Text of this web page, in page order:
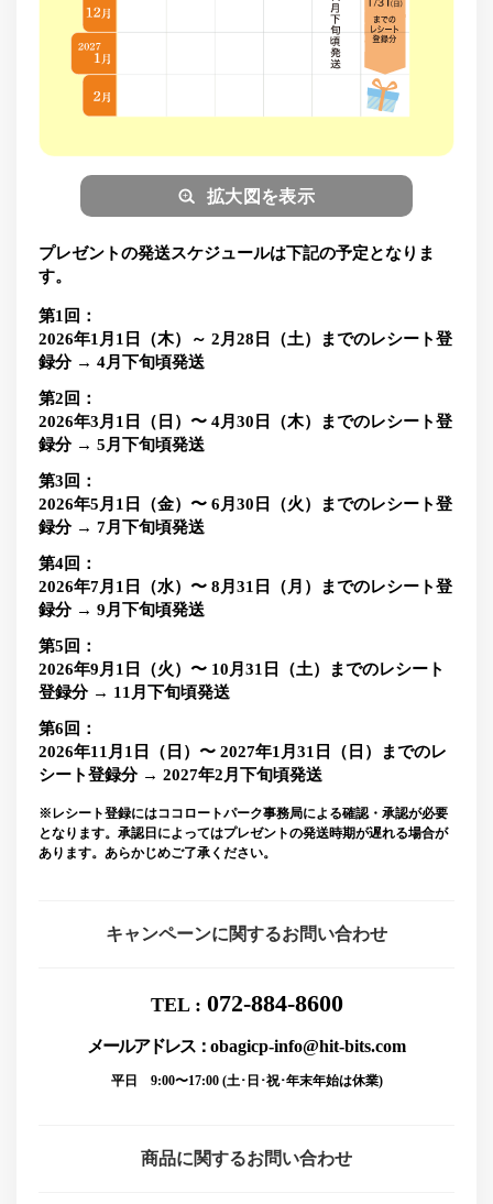
拡大図を表示
プレゼントの発送スケジュールは下記の予定となりま
す。
第1回：
2026年1月1日（木）～ 2月28日（土）までのレシート登
録分 → 4月下旬頃発送
第2回：
2026年3月1日（日）〜 4月30日（木）までのレシート登
録分 → 5月下旬頃発送
第3回：
2026年5月1日（金）〜 6月30日（火）までのレシート登
録分 → 7月下旬頃発送
第4回：
2026年7月1日（水）〜 8月31日（月）までのレシート登
録分 → 9月下旬頃発送
第5回：
2026年9月1日（火）〜 10月31日（土）までのレシート
登録分 → 11月下旬頃発送
第6回：
2026年11月1日（日）〜 2027年1月31日（日）までのレ
シート登録分 → 2027年2月下旬頃発送
※レシート登録にはココロートパーク事務局による確認・承認が必要
となります。承認日によってはプレゼントの発送時期が遅れる場合が
あります。あらかじめご了承ください。
キャンペーンに関するお問い合わせ
TEL : 072-884-8600
メールアドレス： obagicp-info@hit-bits.com
平日 9:00〜17:00 (土･日･祝･年末年始は休業)
商品に関するお問い合わせ